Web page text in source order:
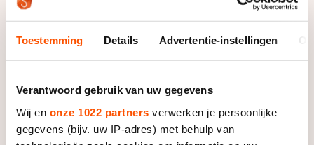
Toestemming Details Advertentie-instellingen
Verantwoord gebruik van uw gegevens
Wij en onze 1022 partners verwerken je persoonlijke
gegevens (bijv. uw IP-adres) met behulp van
Word schaatsfan!
Winacties
Medaillespiegel
Olympische uitslagen
Van Jong tot Goud verhalen